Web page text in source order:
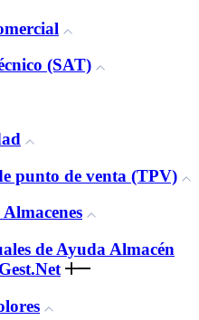
(SAT)
punto de venta (TPV)
de Ayuda Almacén